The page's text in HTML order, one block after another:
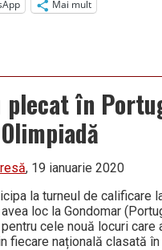
Mai mult
plecat în
, 19 ianuarie 2020
la turneul de calificare
loc la Gondomar
cele nouă locuri
fiecare națională clasată